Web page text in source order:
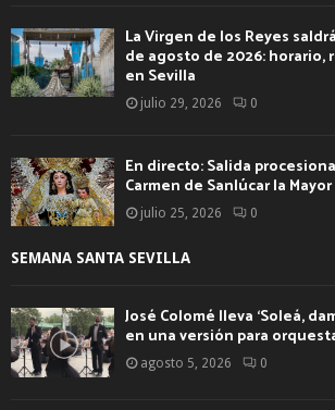
La Virgen de los Reyes
de agosto de 2026: horario,
en Sevilla
julio 29, 2026 0
En directo: Salida
Carmen de Sanlúcar la Mayor
julio 25, 2026 0
SEMANA SANTA SEVILLA
José Colomé lleva ‘Soleá,
en una versión para
agosto 5, 2026 0